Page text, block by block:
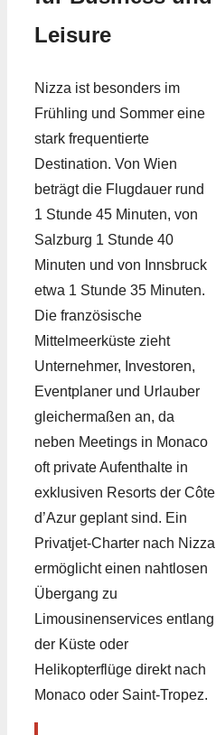
Leisure
Nizza ist besonders im
Frühling und Sommer eine
stark frequentierte
Destination. Von Wien
beträgt die Flugdauer rund
1 Stunde 45 Minuten, von
Salzburg 1 Stunde 40
Minuten und von Innsbruck
etwa 1 Stunde 35 Minuten.
Die französische
Mittelmeerküste zieht
Unternehmer, Investoren,
Eventplaner und Urlauber
gleichermaßen an, da
neben Meetings in Monaco
oft private Aufenthalte in
exklusiven Resorts der Côte
d’Azur geplant sind. Ein
Privatjet-Charter nach Nizza
ermöglicht einen nahtlosen
Übergang zu
Limousinenservices entlang
der Küste oder
Helikopterflüge direkt nach
Monaco oder Saint-Tropez.